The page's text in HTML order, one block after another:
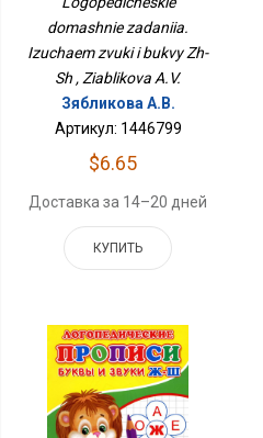
domashnie zadaniia.
Izuchaem zvuki i bukvy Zh-
Sh , Ziablikova A.V.
Зябликова А.В.
Артикул: 1446799
$6.65
Доставка за 14–20 дней
КУПИТЬ